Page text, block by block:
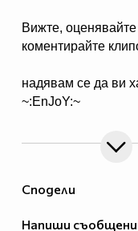
Сподели
Напиши
Вижте, оценявайте
коментирайте
надявам се да ви
~:EnJoY:~